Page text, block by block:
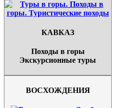
КАВКАЗ
Походы в горы
Экскурсионные туры
ВОСХОЖДЕНИЯ